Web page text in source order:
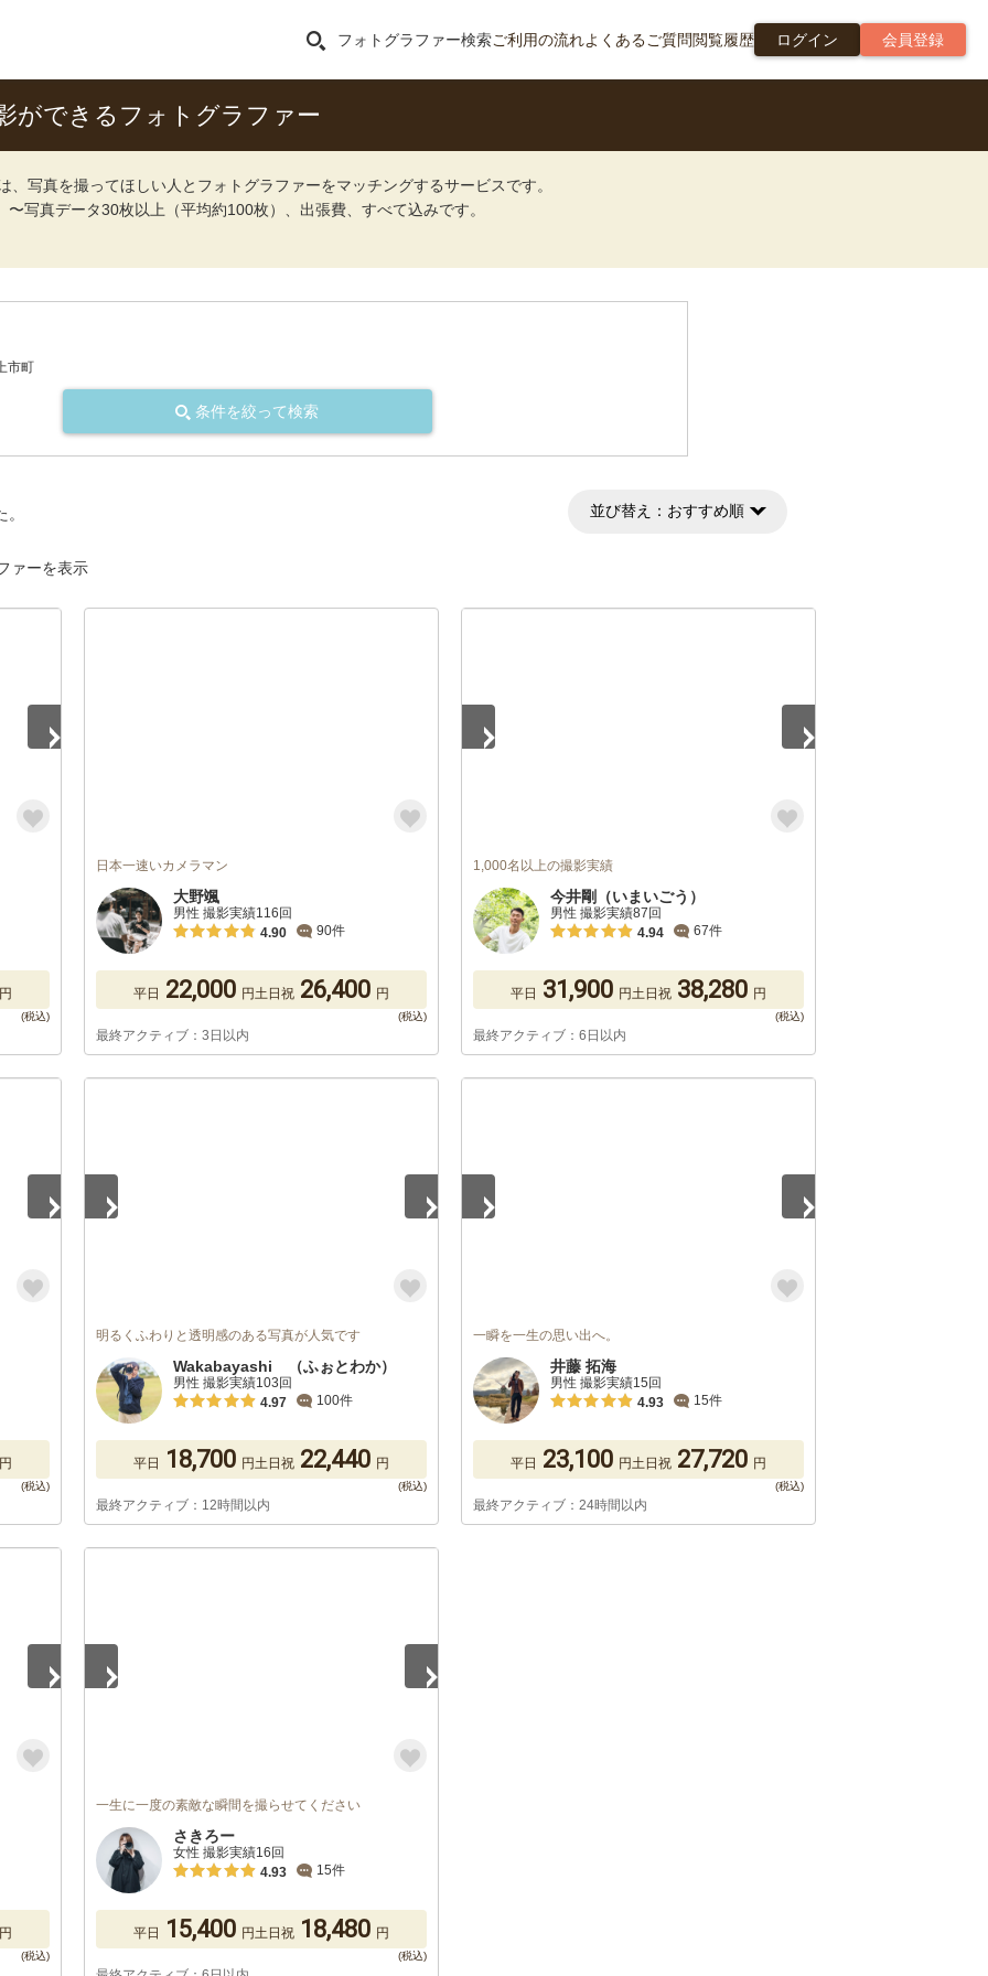
フォトグラファー検索ご利用の流れよくあるご質問閲覧履歴 ログイン 会員登録
ができるフォトグラファー
、写真を撮ってほしい人とフォトグラファーをマッチングするサービスです。
写真データ30枚以上（平均約100枚）、出張費、すべて込みです。
市町
条件を絞って検索
並び替え： おすすめ順
ァーを表示
円
日本一速いカメラマン
大野颯
男性 撮影実績116回
4.90
90件
平日 22,000 円土日祝 26,400 円
最終アクティブ：3日以内
1,000名以上の撮影実績
今井剛（いまいごう）
男性 撮影実績87回
4.94
67件
平日 31,900 円土日祝 38,280 円
最終アクティブ：6日以内
円
明るくふわりと透明感のある写真が人気です
Wakabayashi （ふぉとわか）
男性 撮影実績103回
4.97
100件
平日 18,700 円土日祝 22,440 円
最終アクティブ：12時間以内
一瞬を一生の思い出へ。
井藤 拓海
男性 撮影実績15回
4.93
15件
平日 23,100 円土日祝 27,720 円
最終アクティブ：24時間以内
円
一生に一度の素敵な瞬間を撮らせてください
さきろー
女性 撮影実績16回
4.93
15件
平日 15,400 円土日祝 18,480 円